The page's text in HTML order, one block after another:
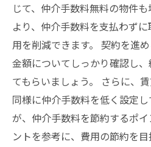
じて、仲介手数料無料の物件
より、仲介手数料を支払わず
用を削減できます。 契約を進
金額についてしっかり確認し
てもらいましょう。 さらに、
同様に仲介手数料を低く設定
が、仲介手数料を節約するポ
ントを参考に、費用の節約を目